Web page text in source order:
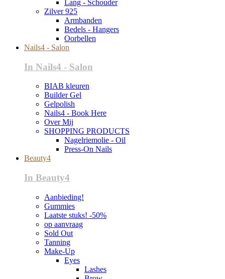
Lang - Schouder
Zilver 925
Armbanden
Bedels - Hangers
Oorbellen
Nails4 - Salon
In Nails4 - Salon
BIAB kleuren
Builder Gel
Gelpolish
Nails4 - Book Here
Over Mij
SHOPPING PRODUCTS
Nagelriemolie - Oil
Press-On Nails
Beauty4
In Beauty4
Aanbieding!
Gummies
Laatste stuks! -50%
op aanvraag
Sold Out
Tanning
Make-Up
Eyes
Lashes